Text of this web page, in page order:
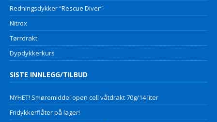
Redningsdykker “Rescue Diver”
Nitrox
Tørrdrakt
Dypdykkerkurs
SISTE INNLEGG/TILBUD
NYHET! Smøremiddel open cell våtdrakt 70g/14 liter
Fridykkerflåter på lager!